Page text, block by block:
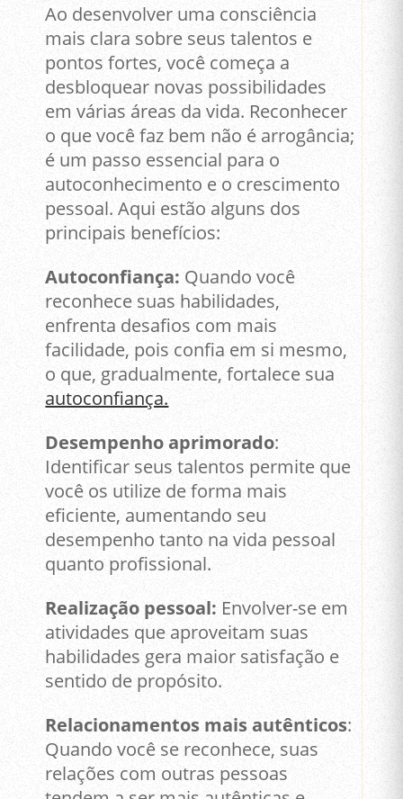
Ao desenvolver uma consciência
mais clara sobre seus talentos e
pontos fortes, você começa a
desbloquear novas possibilidades
em várias áreas da vida. Reconhecer
o que você faz bem não é arrogância;
é um passo essencial para o
autoconhecimento e o crescimento
pessoal. Aqui estão alguns dos
principais benefícios:
Autoconfiança: Quando você
reconhece suas habilidades,
enfrenta desafios com mais
facilidade, pois confia em si mesmo,
o que, gradualmente, fortalece sua
autoconfiança.
Desempenho aprimorado:
Identificar seus talentos permite que
você os utilize de forma mais
eficiente, aumentando seu
desempenho tanto na vida pessoal
quanto profissional.
Realização pessoal: Envolver-se em
atividades que aproveitam suas
habilidades gera maior satisfação e
sentido de propósito.
Relacionamentos mais autênticos:
Quando você se reconhece, suas
relações com outras pessoas